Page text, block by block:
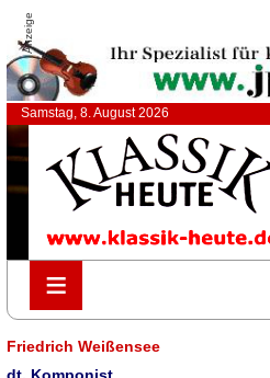
Anzeige
Samstag, 8. August 2026
≡
≡
Friedrich Weißensee
dt. Komponist